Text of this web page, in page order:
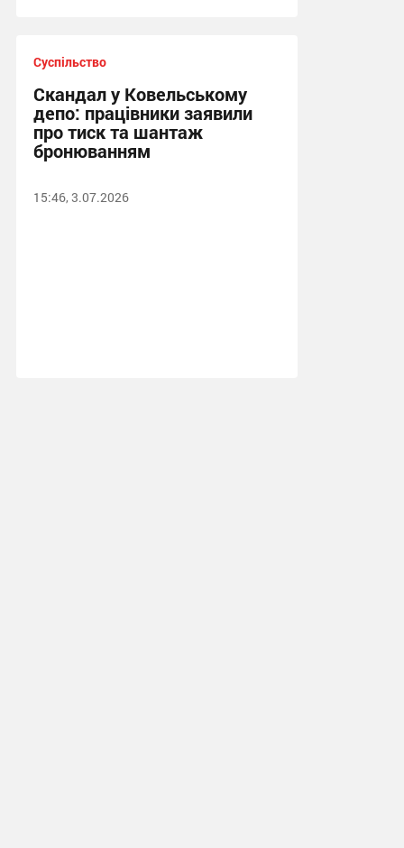
Суспільство
Скандал у Ковельському
депо: працівники заявили
про тиск та шантаж
бронюванням
15:46, 3.07.2026